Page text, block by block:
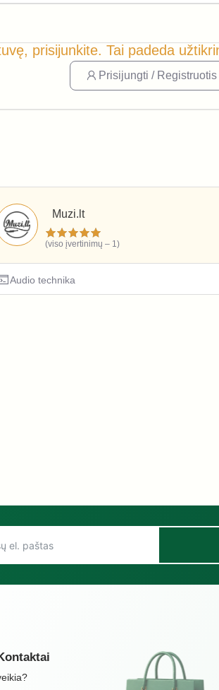
prisijunkite. Tai padeda
Prisijungti / Registruotis
Muzi.lt
(viso įvertinimų – 1)
Audio technika